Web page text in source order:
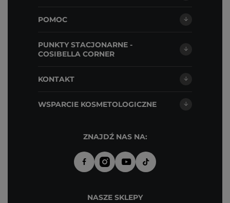
POMOC
PUNKTY STACJONARNE -
COSIBELLA CORNER
KONTAKT
WSPARCIE KOSMETOLOGICZNE
ZNAJDŹ NAS NA:
NASZE SKLEPY